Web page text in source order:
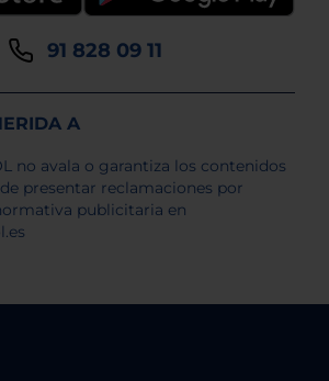
91 828 09 11
A